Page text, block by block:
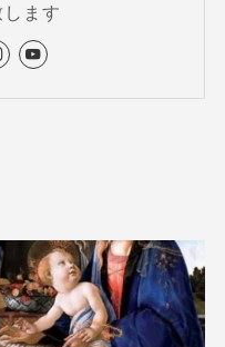
ます